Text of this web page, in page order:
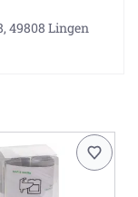
49808 Lingen